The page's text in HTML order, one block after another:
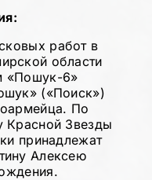
работ в
области
«Пошук-6»
(«Поиск»)
По
Красной Звезды
принадлежат
Алексею